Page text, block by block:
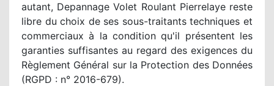
autant, Depannage Volet Roulant Pierrelaye reste
libre du choix de ses sous-traitants techniques et
commerciaux à la condition qu'il présentent les
garanties suffisantes au regard des exigences du
Règlement Général sur la Protection des Données
(RGPD : n° 2016-679).